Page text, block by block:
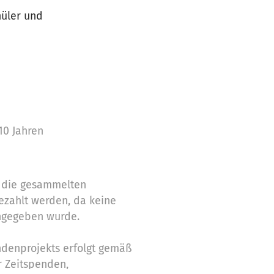
und
Jahren
gesammelten
werden, da keine
wurde.
erfolgt gemäß
Zeitspenden,